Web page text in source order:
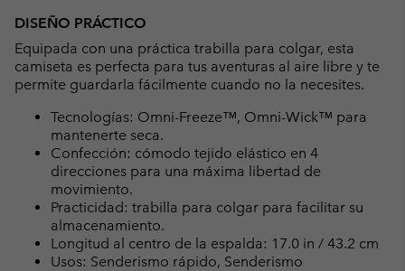
DISEÑO PRÁCTICO
Equipada con una práctica trabilla para colgar, esta
camiseta es perfecta para tus aventuras al aire libre y te
permite guardarla fácilmente cuando no la necesites.
Tecnologías: Omni-Freeze™, Omni-Wick™ para
mantenerte seca.
Confección: cómodo tejido elástico en 4
direcciones para una máxima libertad de
movimiento.
Practicidad: trabilla para colgar para facilitar su
almacenamiento.
Longitud al centro de la espalda: 17.0 in / 43.2 cm
Usos: Senderismo rápido, Senderismo